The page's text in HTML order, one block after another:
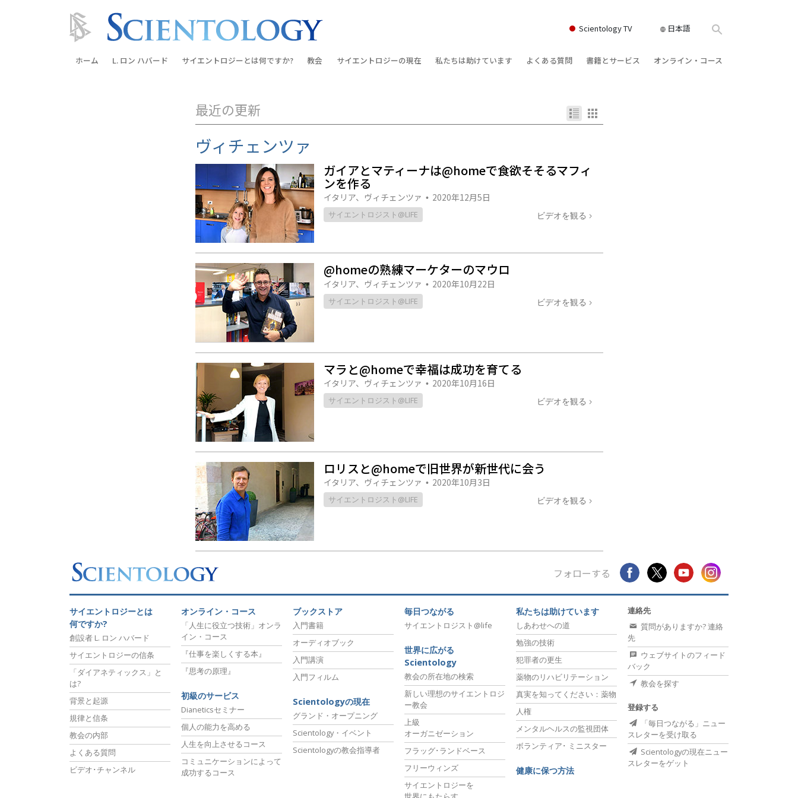
Scientology TV 日本語
ホーム L. ロン ハバード サイエントロジーとは何ですか?
サイエントロジーの信条と規律
サイエントロジストたちが語るサイエ
ントロジー
サイエントロジストに会いましょう
教会の内部
サイエントロジーの基本原理
ダイアネティックスの紹介
愛と憎しみ ―
偉大さとは何か?
教会
オーガニゼーション
フラッグ･ランド･ベース
フリーウィンズ
サイエントロジーを
世界にもたらす
サイエントロジーの現在 私たちは助けています
サイエントロジー･ボランティア･ミニ
スター
よくある質問 書籍とサービス オンライン・コース
存在のダイナミックス
感情のトーン・スケール
子ども
エシックスとコンディション
調査
最近の更新
ヴィチェンツァ
ガイアとマティーナは@homeで食欲そそるマフィ
ンを作る
イタリア、ヴィチェンツァ • 2020年12月5日
サイエントロジスト@LIFE ビデオを観る
@homeの熟練マーケターのマウロ
イタリア、ヴィチェンツァ • 2020年10月22日
サイエントロジスト@LIFE ビデオを観る
マラと@homeで幸福は成功を育てる
イタリア、ヴィチェンツァ • 2020年10月16日
サイエントロジスト@LIFE ビデオを観る
ロリスと@homeで旧世界が新世代に会う
イタリア、ヴィチェンツァ • 2020年10月3日
サイエントロジスト@LIFE ビデオを観る
フォローする
サイエントロジーとは
何ですか?
創設者 L. ロン ハバード
サイエントロジーの信条
「ダイアネティックス」と
は?
背景と起源
規律と信条
教会の内部
よくある質問
ビデオ･チャンネル
オンライン・コース
「人生に役立つ技術」オンラ
イン・コース
『仕事を楽しくする本』
『思考の原理』
初級のサービス
Dianeticsセミナー
個人の能力を高める
人生を向上させるコース
コミュニケーションによって
成功するコース
ブックストア
入門書籍
オーディオブック
入門講演
入門フィルム
Scientologyの現在
グランド・オープニング
Scientology・イベント
Scientologyの教会指導者
毎日つながる
サイエントロジスト@life
世界に広がる
Scientology
教会の所在地の検索
新しい理想のサイエントロジ
ー教会
上級
オーガニゼーション
フラッグ･ランドベース
フリーウィンズ
サイエントロジーを
私たちは助けています
しあわせへの道
勉強の技術
犯罪者の更生
薬物のリハビリテーション
真実を知ってください：薬物
人権
メンタルヘルスの監視団体
ボランティア･ ミニスター
健康に保つ方法
連絡先
質問がありますか? 連絡
先
ウェブサイトのフィード
バック
教会を探す
登録する
「毎日つながる」ニュー
スレターを受け取る
Scientologyの現在ニュー
スレターをゲット